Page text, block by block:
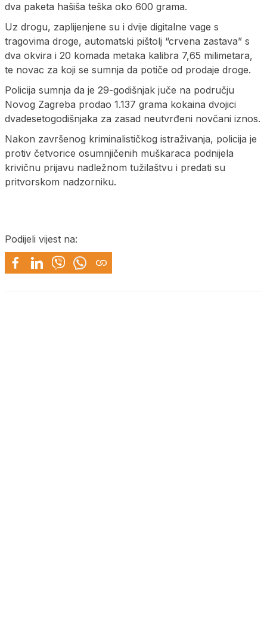
dva paketa hašiša teška oko 600 grama.
Uz drogu, zaplijenjene su i dvije digitalne vage s
tragovima droge, automatski pištolj “crvena zastava” s
dva okvira i 20 komada metaka kalibra 7,65 milimetara,
te novac za koji se sumnja da potiče od prodaje droge.
Policija sumnja da je 29-godišnjak juče na području
Novog Zagreba prodao 1.137 grama kokaina dvojici
dvadesetogodišnjaka za zasad neutvrđeni novčani iznos.
Nakon završenog kriminalističkog istraživanja, policija je
protiv četvorice osumnjičenih muškaraca podnijela
krivičnu prijavu nadležnom tužilaštvu i predati su
pritvorskom nadzorniku.
Podijeli vijest na: